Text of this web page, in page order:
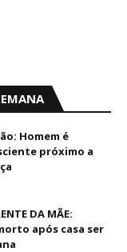
Homem é
próximo a
DA MÃE:
após casa ser